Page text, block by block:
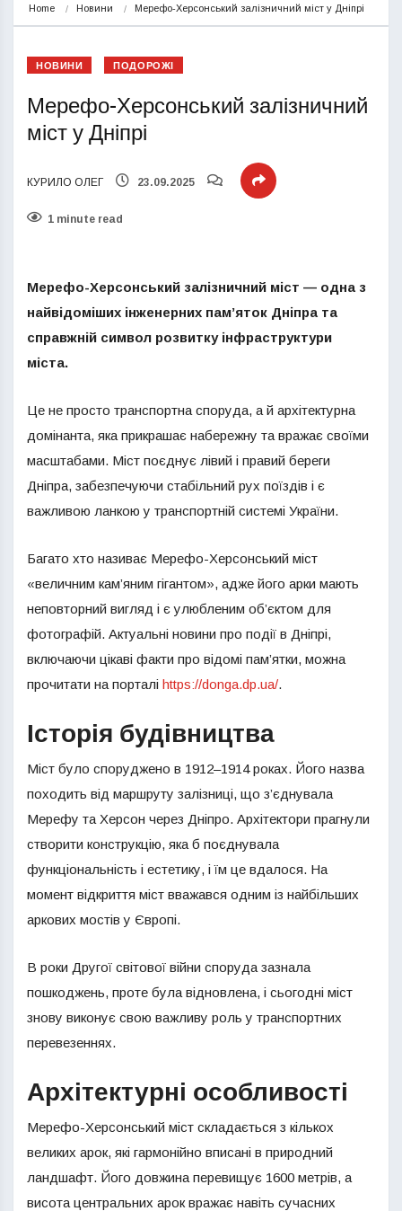
Home Новини Мерефо-Херсонський залізничний міст у Дніпрі
НОВИНИ ПОДОРОЖІ
Мерефо-Херсонський залізничний
міст у Дніпрі
КУРИЛО ОЛЕГ 23.09.2025
1 minute read
Мерефо-Херсонський залізничний міст — одна з
найвідоміших інженерних пам’яток Дніпра та
справжній символ розвитку інфраструктури
міста.
Це не просто транспортна споруда, а й архітектурна
домінанта, яка прикрашає набережну та вражає своїми
масштабами. Міст поєднує лівий і правий береги
Дніпра, забезпечуючи стабільний рух поїздів і є
важливою ланкою у транспортній системі України.
Багато хто називає Мерефо-Херсонський міст
«величним кам’яним гігантом», адже його арки мають
неповторний вигляд і є улюбленим об’єктом для
фотографій. Актуальні новини про події в Дніпрі,
включаючи цікаві факти про відомі пам’ятки, можна
прочитати на порталі https://donga.dp.ua/.
Історія будівництва
Міст було споруджено в 1912–1914 роках. Його назва
походить від маршруту залізниці, що з’єднувала
Мерефу та Херсон через Дніпро. Архітектори прагнули
створити конструкцію, яка б поєднувала
функціональність і естетику, і їм це вдалося. На
момент відкриття міст вважався одним із найбільших
аркових мостів у Європі.
В роки Другої світової війни споруда зазнала
пошкоджень, проте була відновлена, і сьогодні міст
знову виконує свою важливу роль у транспортних
перевезеннях.
Архітектурні особливості
Мерефо-Херсонський міст складається з кількох
великих арок, які гармонійно вписані в природний
ландшафт. Його довжина перевищує 1600 метрів, а
висота центральних арок вражає навіть сучасних